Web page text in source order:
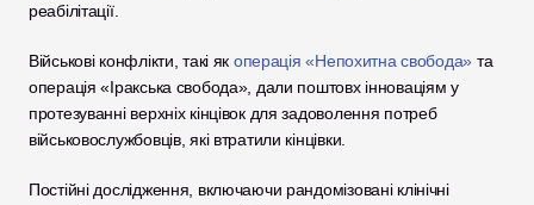
реабілітації.
Військові конфлікти, такі як операція «Непохитна свобода» та
операція «Іракська свобода», дали поштовх інноваціям у
протезуванні верхніх кінцівок для задоволення потреб
військовослужбовців, які втратили кінцівки.
Постійні дослідження, включаючи рандомізовані клінічні